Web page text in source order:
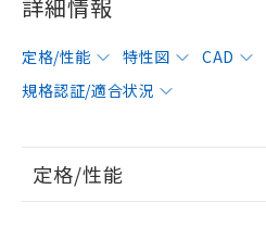
詳細情報
定格/性能 特性図 CAD
規格認証/適合状況
定格/性能